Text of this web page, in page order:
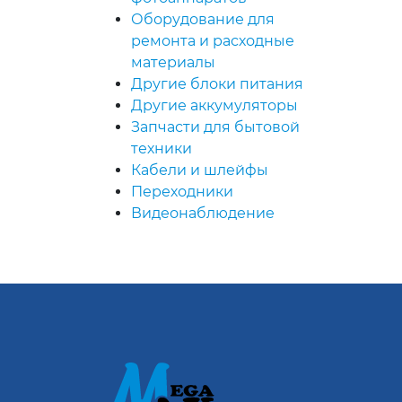
Оборудование для
ремонта и расходные
материалы
Другие блоки питания
Другие аккумуляторы
Запчасти для бытовой
техники
Кабели и шлейфы
Переходники
Видеонаблюдение